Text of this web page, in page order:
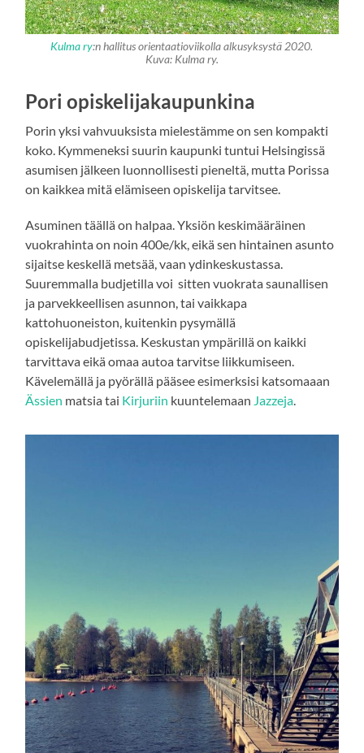
Kulma ry:n hallitus orientaatioviikolla alkusyksystä 2020.
Kuva: Kulma ry.
Pori opiskelijakaupunkina
Porin yksi vahvuuksista mielestämme on sen kompakti
koko. Kymmeneksi suurin kaupunki tuntui Helsingissä
asumisen jälkeen luonnollisesti pieneltä, mutta Porissa
on kaikkea mitä elämiseen opiskelija tarvitsee.
Asuminen täällä on halpaa. Yksiön keskimääräinen
vuokrahinta on noin 400e/kk, eikä sen hintainen asunto
sijaitse keskellä metsää, vaan ydinkeskustassa.
Suuremmalla budjetilla voi sitten vuokrata saunallisen
ja parvekkeellisen asunnon, tai vaikkapa
kattohuoneiston, kuitenkin pysymällä
opiskelijabudjetissa. Keskustan ympärillä on kaikki
tarvittava eikä omaa autoa tarvitse liikkumiseen.
Kävelemällä ja pyörällä pääsee esimerksisi katsomaaan
Ässien matsia tai Kirjuriin kuuntelemaan Jazzeja